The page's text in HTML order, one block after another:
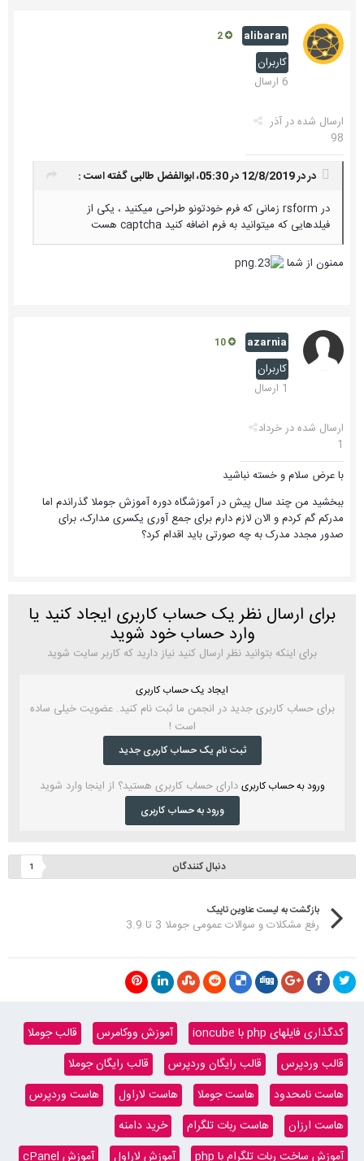
alibaran
کاربران
6 ارسال
ارسال شده درآذر
98
در در 12/8/2019 در 05:30، ابوالفضل طالبیگفته است :
در rsform زمانی که فرم خودتونو طراحی میکنید ، یکی از
فیلدهایی که میتوانید به فرم اضافه کنید captcha هست
ممنون از شما
azarnia
کاربران
1 ارسال
ارسال شده درخرداد
1
با عرض سلام و خسته نباشید
ببخشید من چند سال پیش در آموزشگاه دوره آموزش جوملا گذراندم اما
مدرکم گم کردم و الان لازم دارم برای جمع آوری یکسری مدارک، برای
صدور مجدد مدرک به چه صورتی باید اقدام کرد؟
برای ارسال نظر یک حساب کاربری ایجاد کنید یا
وارد حساب خود شوید
برای اینکه بتوانید نظر ارسال کنید نیاز دارید که کاربر سایت شوید
ایجاد یک حساب کاربری
برای حساب کاربری جدید در انجمن ما ثبت نام کنید. عضویت خیلی ساده
است !
ثبت نام یک حساب کاربری جدید
ورود به حساب کاربری دارای حساب کاربری هستید؟ از اینجا وارد شوید
ورود به حساب کاربری
دنبال کنندگان 1
بازگشت به لیست عناوین تاپیک
رفع مشکلات و سوالات عمومی جوملا 3 تا 3.9
کدگذاری فایلهای php با ioncube آموزش ووکامرس
قالب جوملا
قالب وردپرس
قالب رایگان وردپرس
قالب رایگان جوملا
هاست نامحدود
هاست جوملا هاست لاراول
هاست وردپرس
هاست ارزان
هاست ربات تلگرام
خرید دامنه
آموزش ساخت ربات تلگرام با php
آموزش لاراول آموزش cPanel